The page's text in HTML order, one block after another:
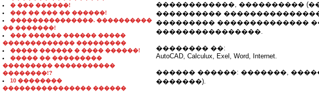
� ��� ������!
��� �� ��� �� ������!
���������������. ����������
�� �������!
��� ������ ������ �����
������������� ���������
����� ������ � ���� ������!
����� �� ���������
��������� �����������
��������!?
10 ��������
���������������� ������
������������, ����������
����������
��������� ��������������
����������������.
�������� ��:
AutoCAD, Calculux, Exel, Word, Internet.
������ ������: �������,
�������).